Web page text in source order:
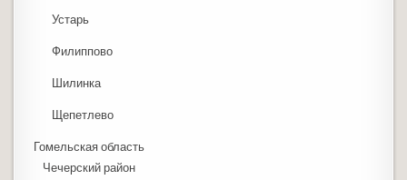
Устарь
Филиппово
Шилинка
Щепетлево
Гомельская область
Чечерский район